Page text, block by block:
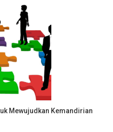
Mewujudkan Kemandirian